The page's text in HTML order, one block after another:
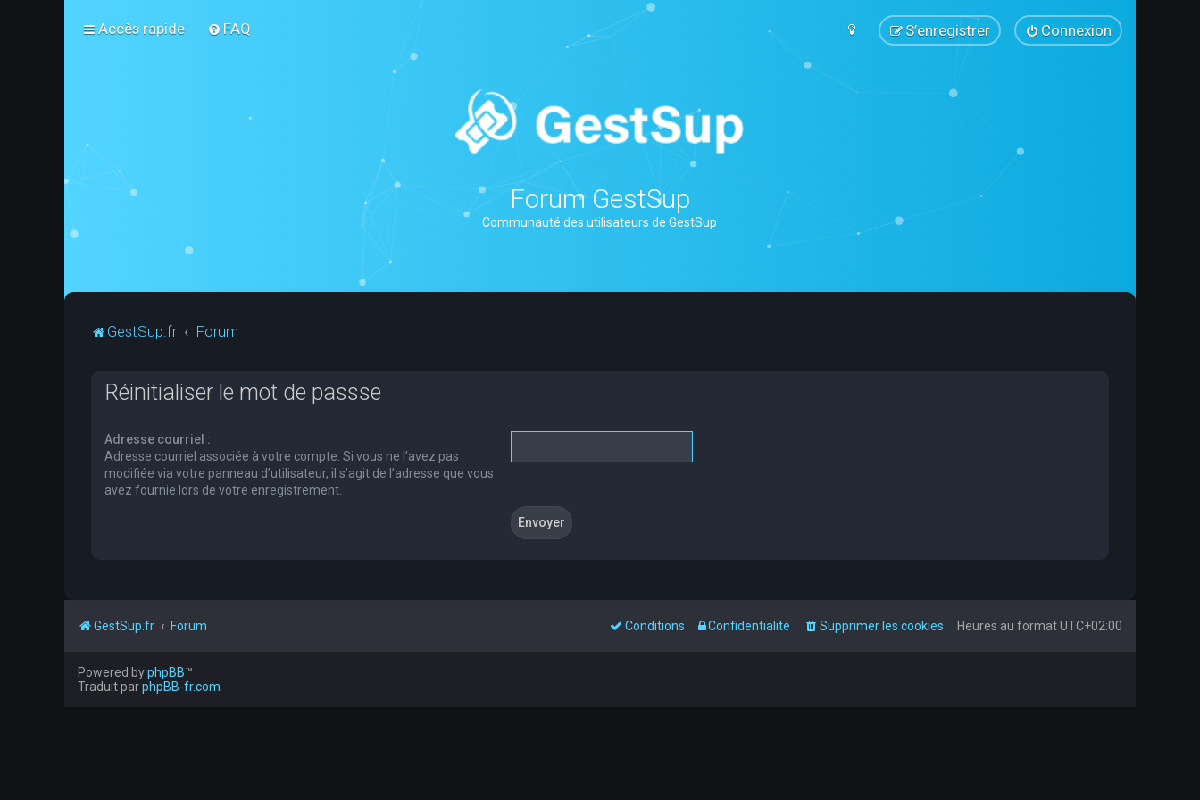
Accès rapide FAQ Connexion
S’enregistrer
Forum GestSup
Communauté des utilisateurs de GestSup
GestSup.fr Forum
Réinitialiser le mot de passse
Adresse courriel :
Adresse courriel associée à votre compte. Si vous ne l’avez pas
modifiée via votre panneau d’utilisateur, il s’agit de l’adresse que vous
avez fournie lors de votre enregistrement.
GestSup.fr Forum Heures au formatUTC+02:00
Supprimer les cookies
Confidentialité
Conditions
Powered byphpBB™
Traduit parphpBB-fr.com